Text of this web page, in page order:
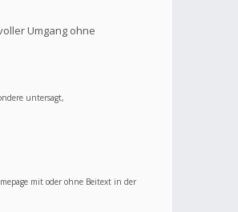
Umgang ohne
untersagt,
mit oder ohne Beitext in der